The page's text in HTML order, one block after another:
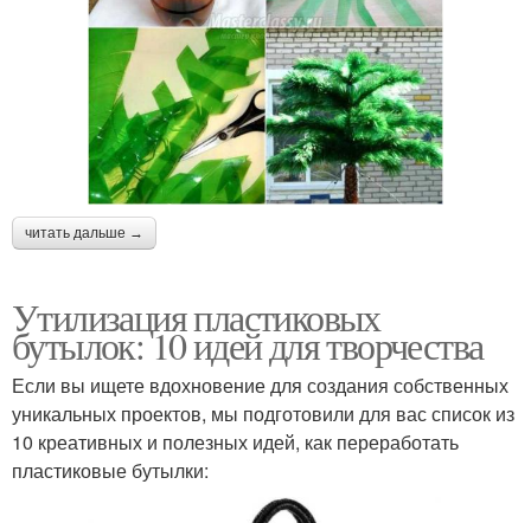
читать дальше →
Утилизация пластиковых
бутылок: 10 идей для творчества
Если вы ищете вдохновение для создания собственных
уникальных проектов, мы подготовили для вас список из
10 креативных и полезных идей, как переработать
пластиковые бутылки: